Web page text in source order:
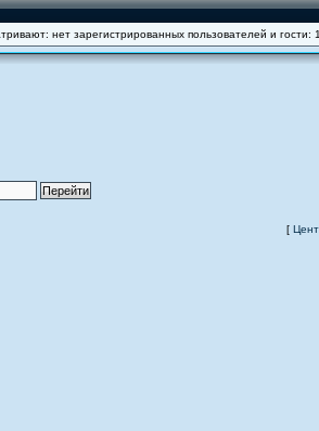
нет зарегистрированных пользователей и гости:
[